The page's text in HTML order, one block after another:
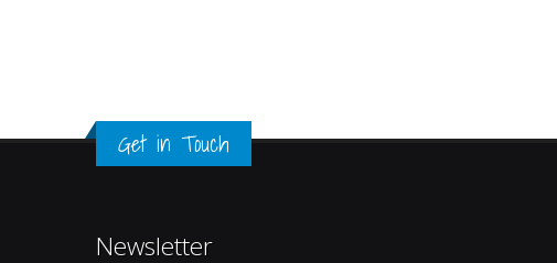
Get in Touch
Newsletter